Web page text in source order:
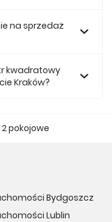
na sprzedaż
kwadratowy
Kraków?
2 pokojowe
Nieruchomości Bydgoszcz
Nieruchomości Lublin